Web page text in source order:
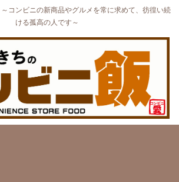
コンビニの新商品やグルメを常に求めて、彷徨い続
ける孤高の人です～